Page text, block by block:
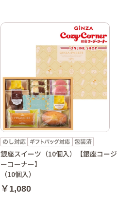
銀座スイーツ（10個入）【銀座コージ
ーコーナー】
（10個入）
￥1,080